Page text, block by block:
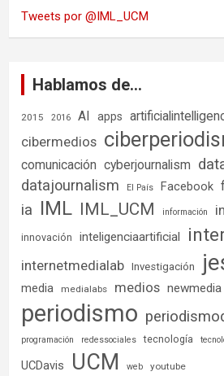
Tweets por @IML_UCM
Hablamos de…
2015 2016 AI apps
cibermedios
comunicación cyberjournalism
datajournalism El País Facebook
ia IML IML_UCM información
innovación inteligenciaartificial
internetmedialab Investigación
media medialabs medios newmedia
periodismo
programación
redessociales tecnología
UCDavis UCM web youtube